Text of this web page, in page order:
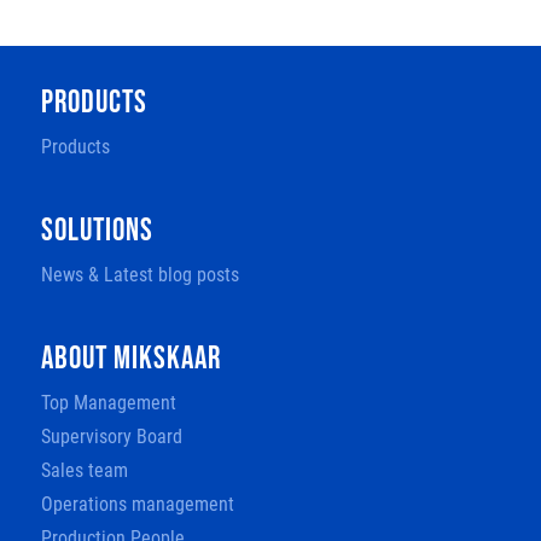
PRODUCTS
Products
SOLUTIONS
News & Latest blog posts
ABOUT MIKSKAAR
Top Management
Supervisory Board
Sales team
Operations management